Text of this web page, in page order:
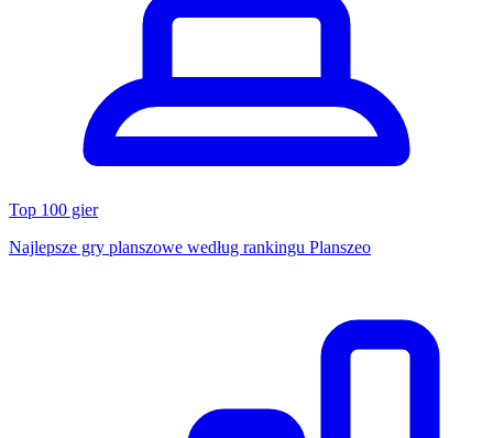
Top 100 gier
Najlepsze gry planszowe według rankingu Planszeo